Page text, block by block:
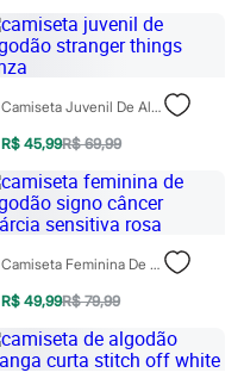
Camiseta Juvenil De Algodão Stranger Things Cinza
R$ 45,99R$ 69,99
Camiseta Feminina De Algodão Signo Câncer Márcia Sensitiva Rosa
R$ 49,99R$ 79,99